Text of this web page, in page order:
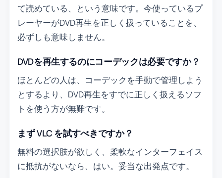
て読めている、という意味です。今使っているプ
レーヤーがDVD再生を正しく扱っていることを、
必ずしも意味しません。
DVDを再生するのにコーデックは必要ですか？
ほとんどの人は、コーデックを手動で管理しよう
とするより、DVD再生をすでに正しく扱えるソフ
トを使う方が無難です。
まず VLC を試すべきですか？
無料の選択肢が欲しく、柔軟なインターフェイス
に抵抗がないなら、はい。妥当な出発点です。